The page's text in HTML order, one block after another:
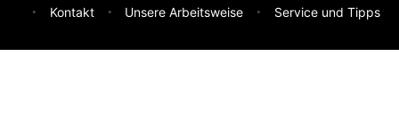
Kontakt
Unsere Arbeitsweise Service und Tipps